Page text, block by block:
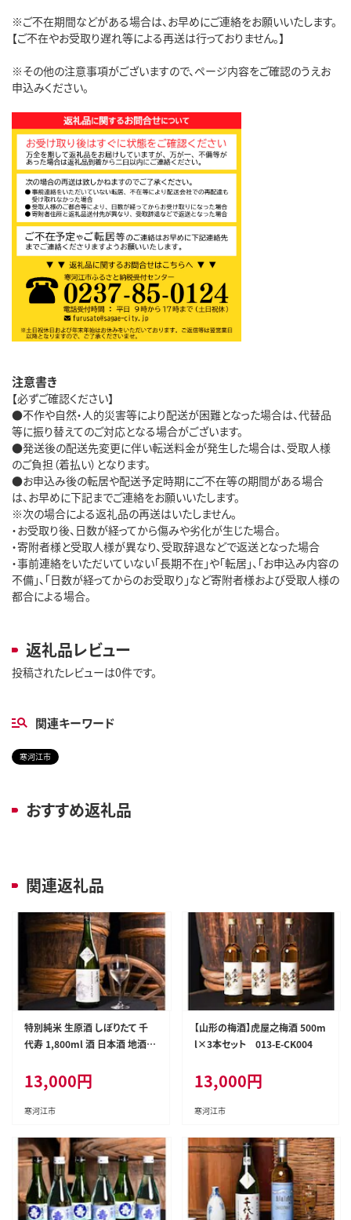
※ご不在期間などがある場合は、お早めにご連絡をお願いいたします。
【ご不在やお受取り遅れ等による再送は行っておりません。】
※その他の注意事項がございますので、ページ内容をご確認のうえお
申込みください。
注意書き
【必ずご確認ください】
●不作や自然・人的災害等により配送が困難となった場合は、代替品
等に振り替えてのご対応となる場合がございます。
●発送後の配送先変更に伴い転送料金が発生した場合は、受取人様
のご負担（着払い）となります。
●お申込み後の転居や配送予定時期にご不在等の期間がある場合
は、お早めに下記までご連絡をお願いいたします。
※次の場合による返礼品の再送はいたしません。
・お受取り後、日数が経ってから傷みや劣化が生じた場合。
・寄附者様と受取人様が異なり、受取辞退などで返送となった場合
・事前連絡をいただいていない「長期不在」や「転居」、「お申込み内容の
不備」、「日数が経ってからのお受取り」など寄附者様および受取人様の
都合による場合。
返礼品レビュー
投稿されたレビューは0件です。
関連キーワード
寒河江市
おすすめ返礼品
関連返礼品
特別純米 生原酒 しぼりたて 千
代寿 1,800ml 酒 日本酒 地酒
003
13,000円
寒河江市
【山形の梅酒】虎屋之梅酒 500m
l×3本セット 013-E-CK004
13,000円
寒河江市